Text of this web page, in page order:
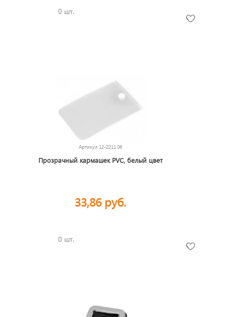
0 шт.
Артикул 12-2211.06
Прозрачный кармашек PVC, белый цвет
33,86 руб.
0 шт.